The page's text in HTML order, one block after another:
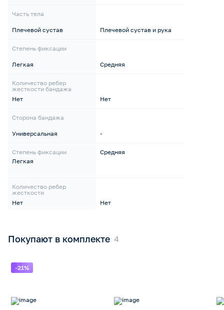
Часть тела
Плечевой сустав
Степень фиксации
Легкая
Количество ребер
жесткости бандажа
Нет
Сторона бандажа
Универсальная
Степень фиксации
Легкая
Количество ребер
жесткости
Нет
Плечевой сустав и рука
Средняя
Нет
-
Средняя
Нет
Покупают в комплекте
-21%